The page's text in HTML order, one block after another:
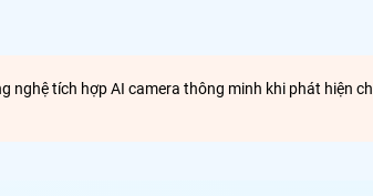
tích hợp AI camera thông minh khi phát hiện